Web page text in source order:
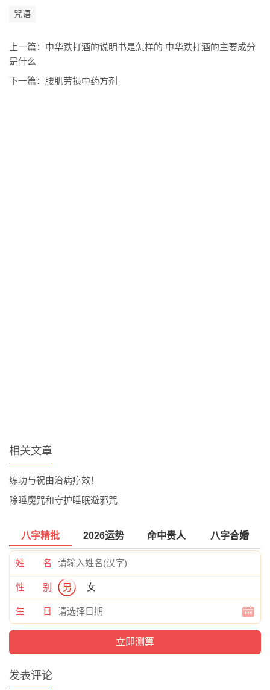
咒语
上一篇： 中华跌打酒的说明书是怎样的 中华跌打酒的主要成分
是什么
下一篇： 腰肌劳损中药方剂
相关文章
练功与祝由治病疗效！
除睡魔咒和守护睡眠避邪咒
八字精批 2026运势 命中贵人 八字合婚
姓 名
性 别 男 女
生 日
发表评论